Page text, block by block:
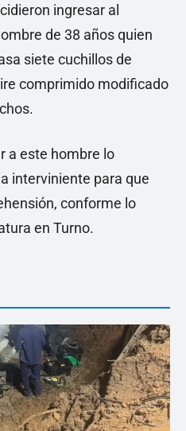
ingresar al
de 38 años quien
siete cuchillos de
comprimido modificado
a este hombre lo
interviniente para que
conforme lo
en Turno.